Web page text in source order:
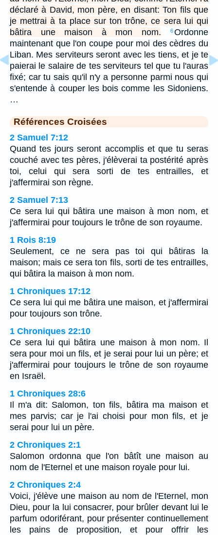
déclaré à David, mon père, en disant: Ton fils que
je mettrai à ta place sur ton trône, ce sera lui qui
bâtira une maison à mon nom.
6Ordonne
maintenant que l'on coupe pour moi des cèdres du
Liban. Mes serviteurs seront avec les tiens, et je te
paierai le salaire de tes serviteurs tel que tu l'auras
fixé; car tu sais qu'il n'y a personne parmi nous qui
s'entende à couper les bois comme les Sidoniens.
…
Références Croisées
2 Samuel 7:12
Quand tes jours seront accomplis et que tu seras
couché avec tes pères, j'élèverai ta postérité après
toi, celui qui sera sorti de tes entrailles, et
j'affermirai son règne.
2 Samuel 7:13
Ce sera lui qui bâtira une maison à mon nom, et
j'affermirai pour toujours le trône de son royaume.
1 Rois 8:19
Seulement, ce ne sera pas toi qui bâtiras la
maison; mais ce sera ton fils, sorti de tes entrailles,
qui bâtira la maison à mon nom.
1 Chroniques 17:12
Ce sera lui qui me bâtira une maison, et j'affermirai
pour toujours son trône.
1 Chroniques 22:10
Ce sera lui qui bâtira une maison à mon nom. Il
sera pour moi un fils, et je serai pour lui un père; et
j'affermirai pour toujours le trône de son royaume
en Israël.
1 Chroniques 28:6
Il m'a dit: Salomon, ton fils, bâtira ma maison et
mes parvis; car je l'ai choisi pour mon fils, et je
serai pour lui un père.
2 Chroniques 2:1
Salomon ordonna que l'on bâtît une maison au
nom de l'Eternel et une maison royale pour lui.
2 Chroniques 2:4
Voici, j'élève une maison au nom de l'Eternel, mon
Dieu, pour la lui consacrer, pour brûler devant lui le
parfum odoriférant, pour présenter continuellement
les pains de proposition, et pour offrir les